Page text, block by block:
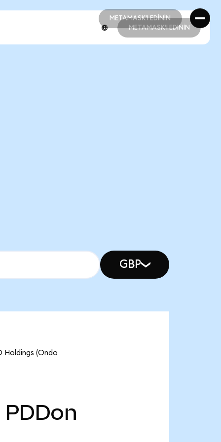
METAMASK'I EDİNİN
METAMASK'I EDİNİN
METAMASK'I EDİNİN
GBP
Holdings (Ondo
PDDon